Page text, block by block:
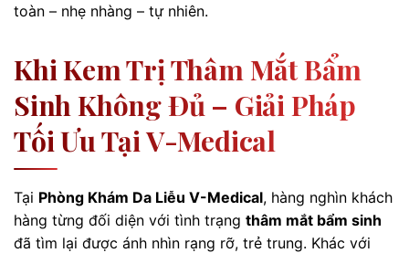
toàn – nhẹ nhàng – tự nhiên.
Khi Kem Trị Thâm Mắt Bẩm
Sinh Không Đủ – Giải Pháp
Tối Ưu Tại V-Medical
Tại Phòng Khám Da Liễu V-Medical, hàng nghìn khách
hàng từng đối diện với tình trạng thâm mắt bẩm sinh
đã tìm lại được ánh nhìn rạng rỡ, trẻ trung. Khác với